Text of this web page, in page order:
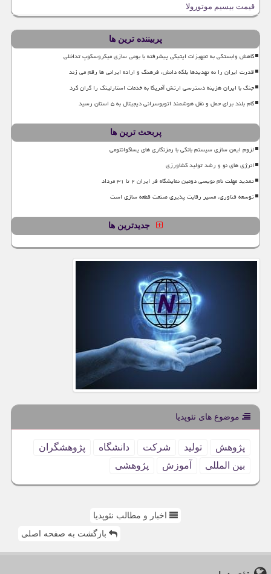
قیمت بیسیم موتورولا
پربیننده ترین ها
کاهش وابستگی به تجهیزات اپتیکی پیشرفته با بومی سازی میکروسکوپ تداخلی
قدرت ایران را نه تهدیدها بلکه دانش، فرهنگ و اراده ایرانی ها رقم می زند
جنگ با ایران هزینه دسترسی ارتش آمریکا به خدمات استارلینک را گران کرد
گام بلند برای حمل و نقل هوشمند اتوبوسرانی دیجیتال به ۵ استان رسید
پربحث ترین ها
لزوم ایمن سازی سیستم بانکی با رمزنگاری های پساکوانتومی
انرژی های نو و رشد تولید کشاورزی
تمدید مهلت نام نویسی دومین نمایشگاه فر ایران ۲ تا ۳۱ مرداد
توسعه فناوری، مسیر رقابت پذیری صنعت قطعه سازی است
جدیدترین ها
موضوع های نئوپدیا
پژوهش تولید شركت دانشگاه
پژوهشگران
بین المللی
آموزش پژوهشی
اخبار و مطالب نئوپدیا
بازگشت به صفحه اصلی